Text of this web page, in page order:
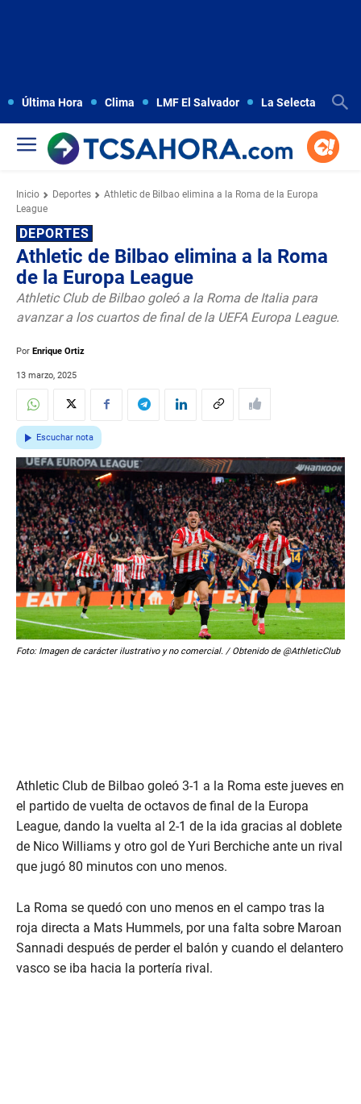
Última Hora Clima LMF El Salvador La Selecta
Inicio Deportes
Athletic de Bilbao elimina a la Roma de la Europa
League
DEPORTES
Athletic de Bilbao elimina a la Roma
de la Europa League
Athletic Club de Bilbao goleó a la Roma de Italia para
avanzar a los cuartos de final de la UEFA Europa League.
Por Enrique Ortiz
13 marzo, 2025
Escuchar nota
Foto: Imagen de carácter ilustrativo y no comercial. / Obtenido de @AthleticClub
Athletic Club de Bilbao goleó 3-1 a la Roma este jueves en
el partido de vuelta de octavos de final de la Europa
League, dando la vuelta al 2-1 de la ida gracias al doblete
de Nico Williams y otro gol de Yuri Berchiche ante un rival
que jugó 80 minutos con uno menos.
La Roma se quedó con uno menos en el campo tras la
roja directa a Mats Hummels, por una falta sobre Maroan
Sannadi después de perder el balón y cuando el delantero
vasco se iba hacia la portería rival.